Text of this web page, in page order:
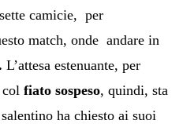
camicie, per
match, onde andare in
L’attesa estenuante, per
fiato sospeso, quindi, sta
ha chiesto ai suoi